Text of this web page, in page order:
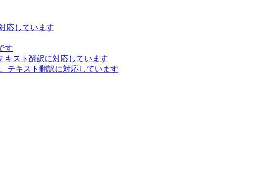
応しています
す
キスト翻訳に対応しています
テキスト翻訳に対応しています